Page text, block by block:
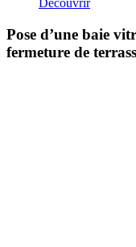
Découvrir
Pose d’une baie
fermeture de